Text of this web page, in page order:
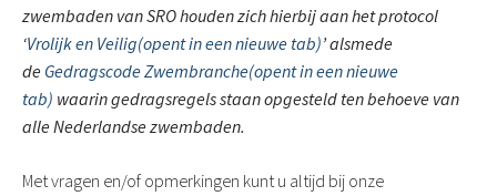
zwembaden van SRO houden zich hierbij aan het protocol
‘Vrolijk en Veilig(opent in een nieuwe tab)’ alsmede
de Gedragscode Zwembranche(opent in een nieuwe
tab) waarin gedragsregels staan opgesteld ten behoeve van
alle Nederlandse zwembaden.
Met vragen en/of opmerkingen kunt u altijd bij onze